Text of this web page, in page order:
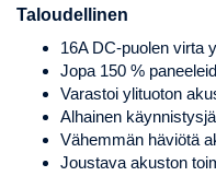
Taloudellinen
16A DC-puolen virta
Jopa 150 %
Varastoi ylituoton
Alhainen
Vähemmän häviötä
Joustava akuston